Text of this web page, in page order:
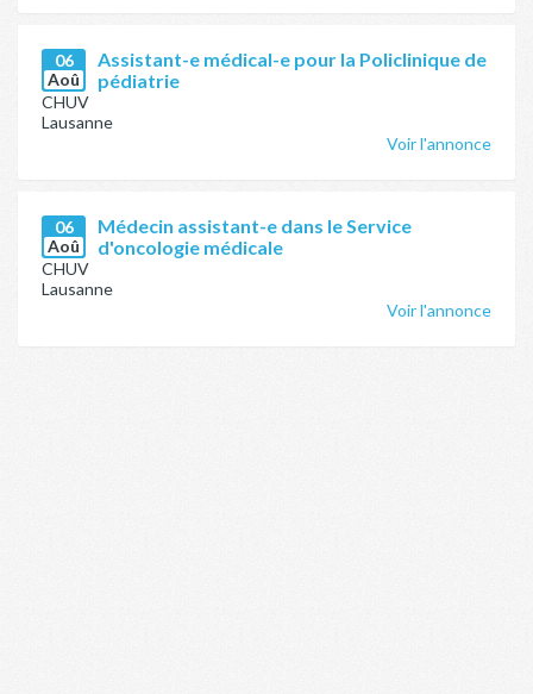
06
Aoû
Assistant-e médical-e pour la Policlinique de
pédiatrie
CHUV
Lausanne
Voir l'annonce
06
Aoû
Médecin assistant-e dans le Service
d'oncologie médicale
CHUV
Lausanne
Voir l'annonce